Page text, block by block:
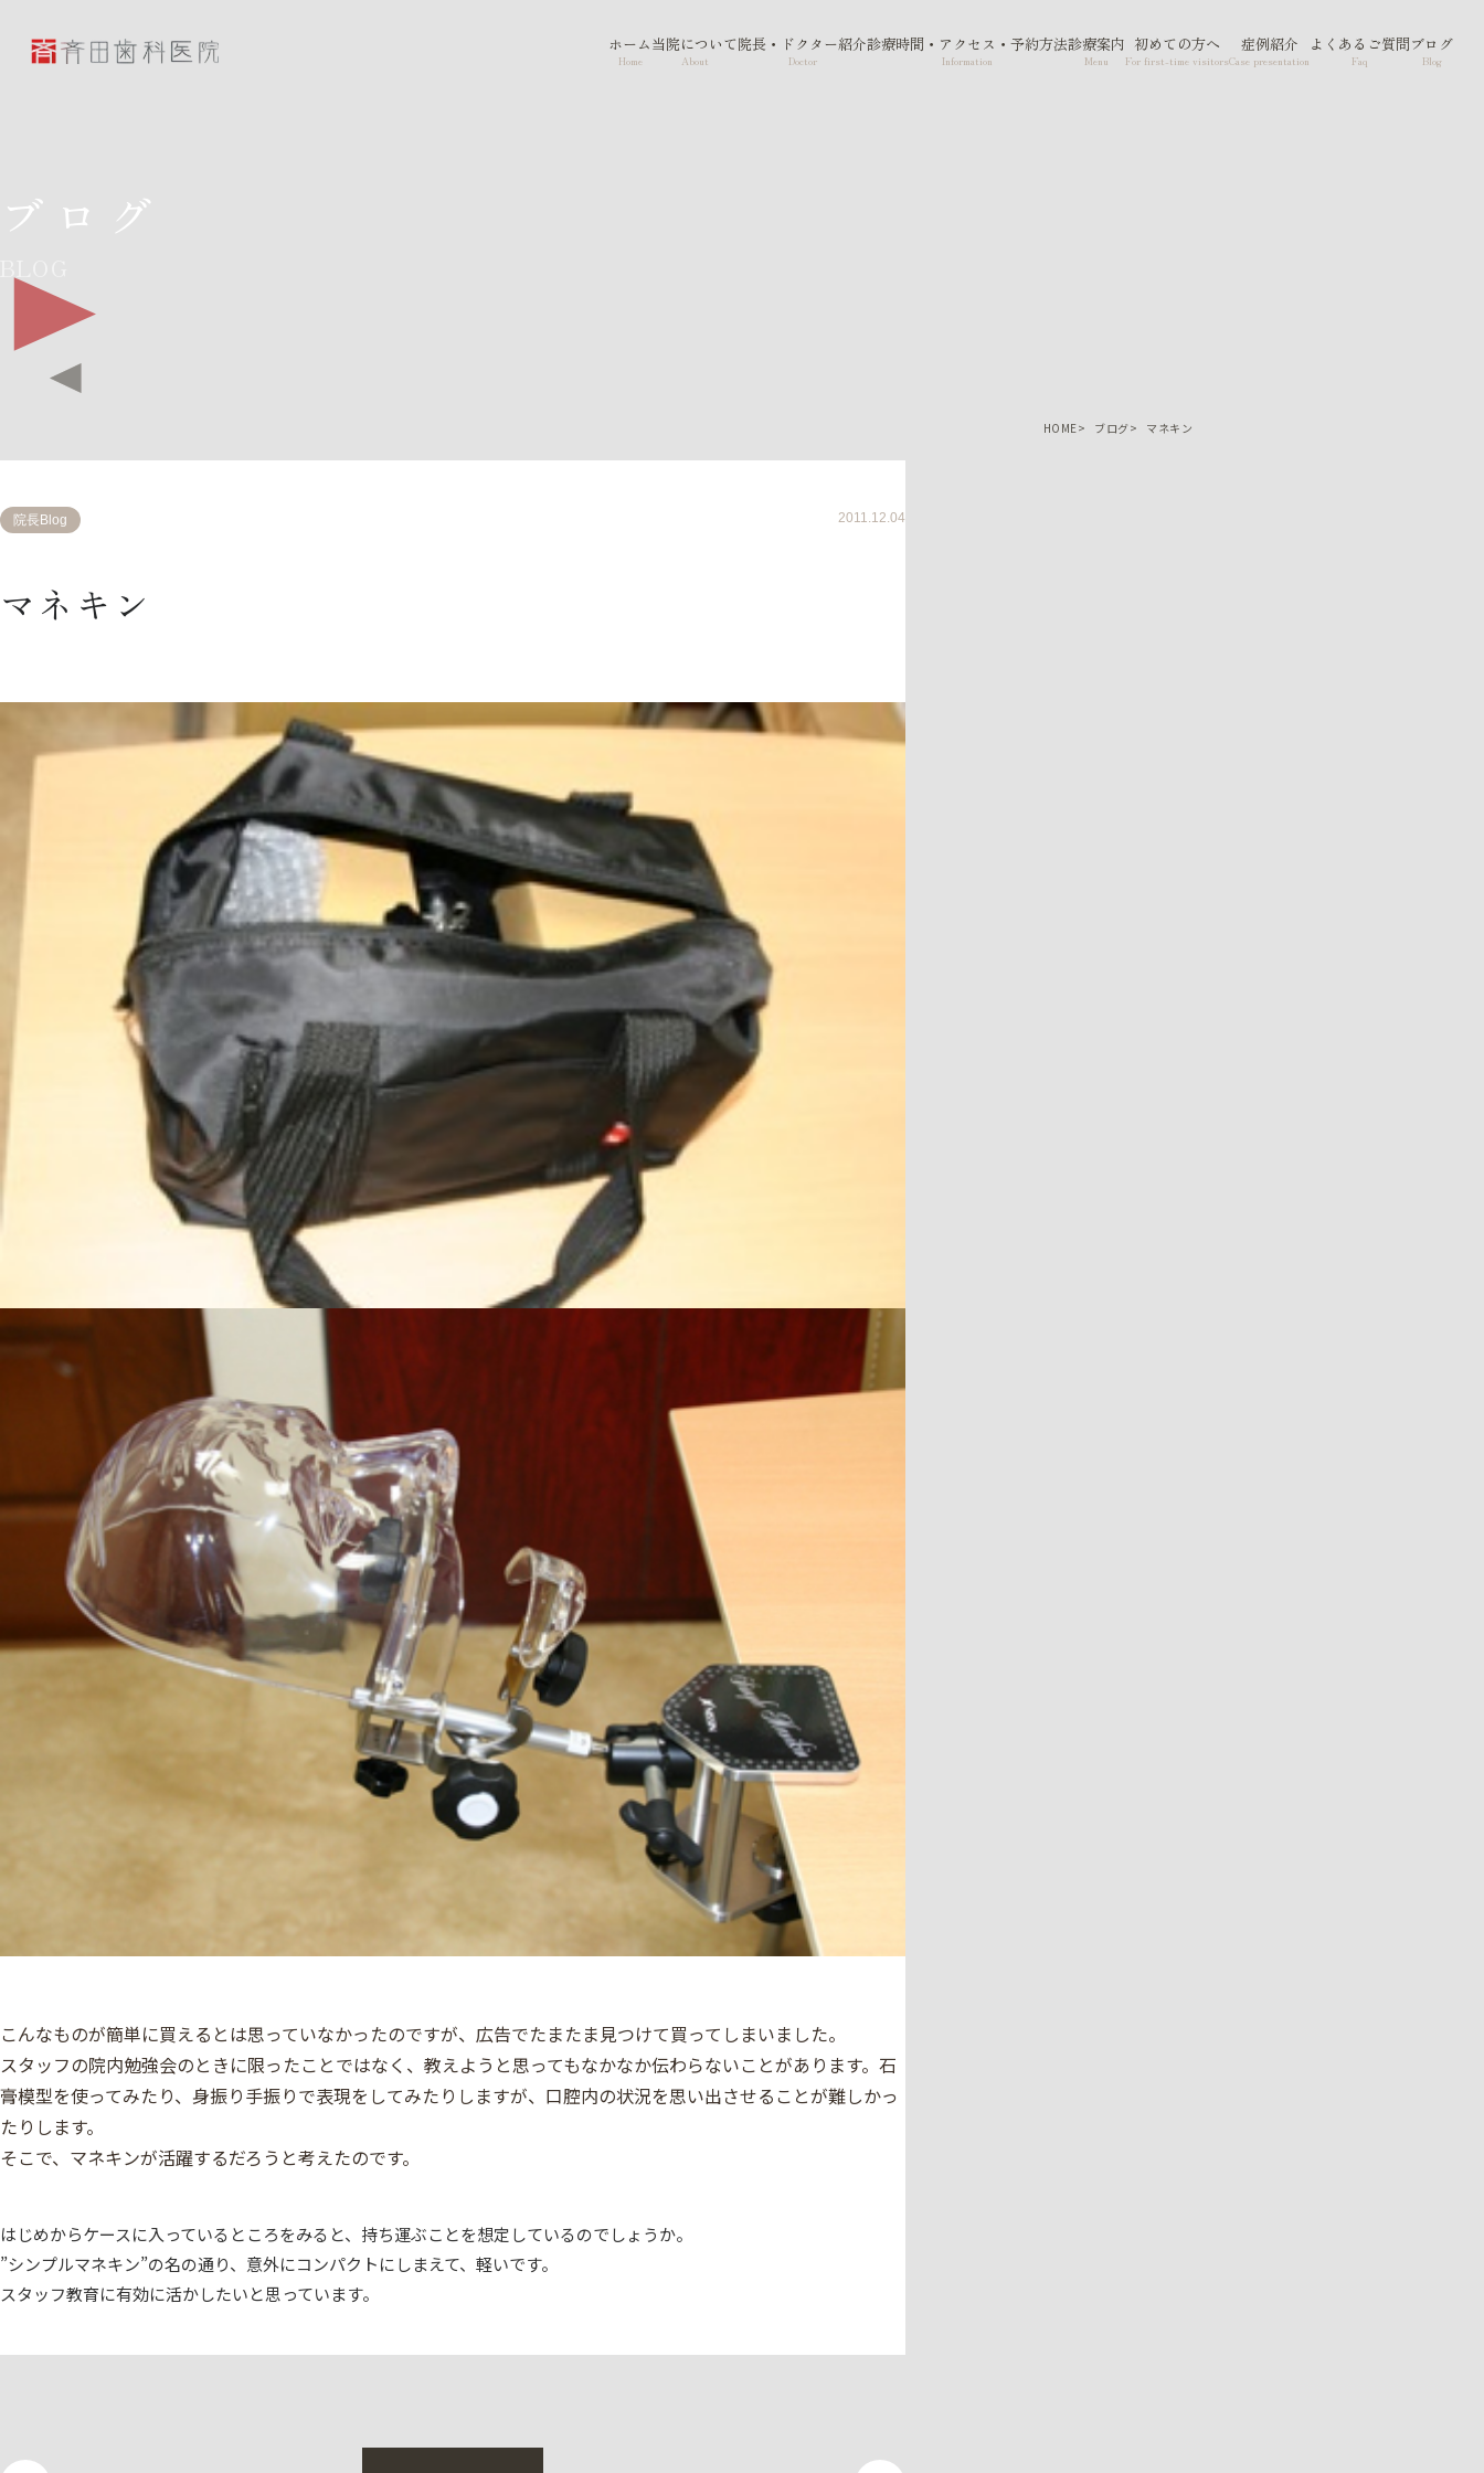
斉田歯科医院
ホーム
Home
当院について
About
院長・ドクター紹介
Doctor
診療時間・アクセス・予約方法
Information
診療案内
Menu
初めての方へ
For first-time visitors
症例紹介
Case presentation
よくあるご質問
Faq
ブログ
Blog
ブログ
HOME ブログ マネキン
院長Blog 2011.12.04
マネキン
こんなものが簡単に買えるとは思っていなかったのですが、広告でたまたま見つけて買ってしまいました。
スタッフの院内勉強会のときに限ったことではなく、教えようと思ってもなかなか伝わらないことがあります。石
膏模型を使ってみたり、身振り手振りで表現をしてみたりしますが、口腔内の状況を思い出させることが難しかっ
たりします。
そこで、マネキンが活躍するだろうと考えたのです。
はじめからケースに入っているところをみると、持ち運ぶことを想定しているのでしょうか。
”シンプルマネキン”の名の通り、意外にコンパクトにしまえて、軽いです。
スタッフ教育に有効に活かしたいと思っています。